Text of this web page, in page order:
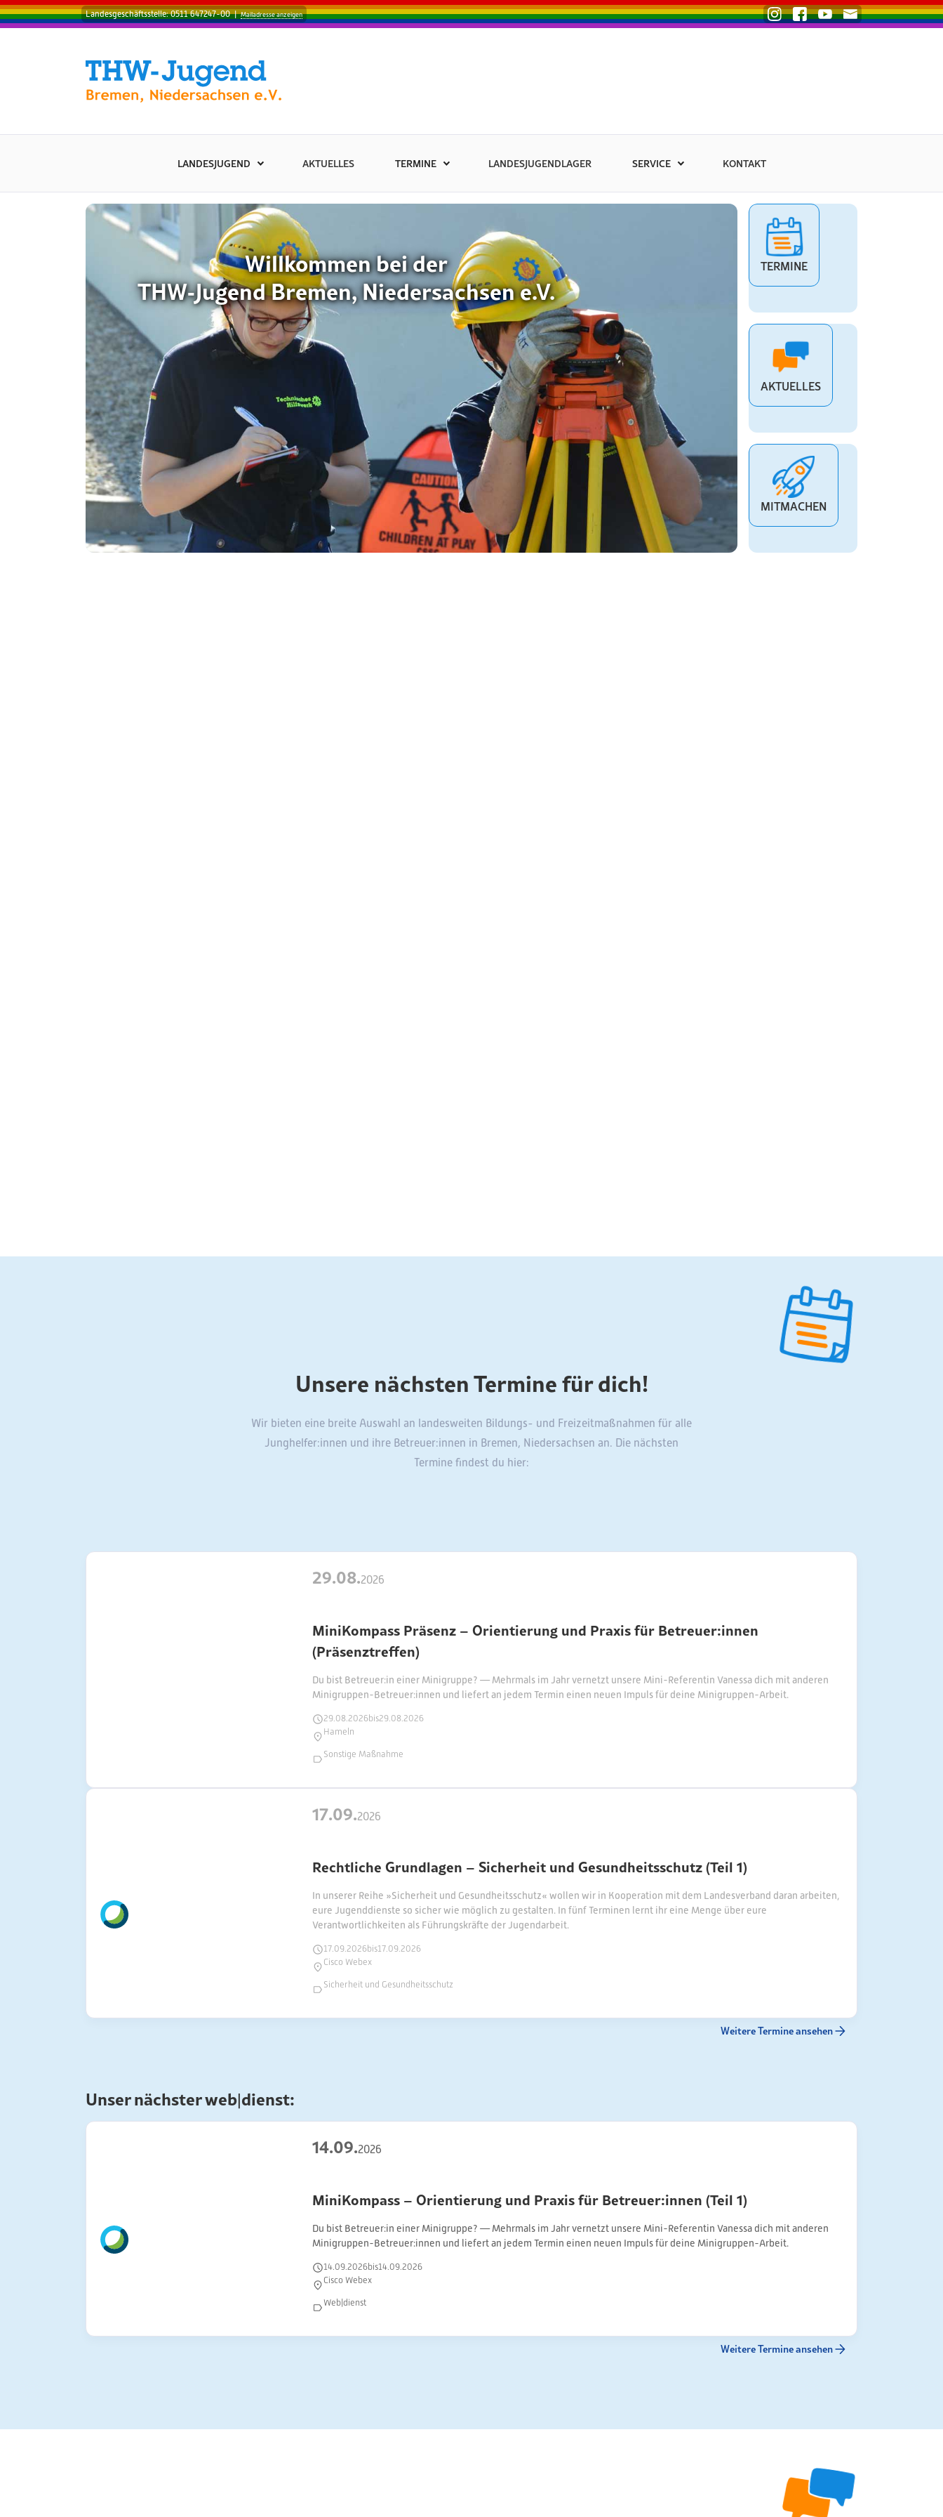
Landesgeschäftsstelle: 0511 647247-00 | Mailadresse anzeigen
LANDESJUGEND AKTUELLES TERMINE LANDESJUGENDLAGER SERVICE KONTAKT
Willkommen bei der
THW‑Jugend Bremen, Niedersachsen e.V.
MiniKompass
für
TERMINE
AKTUELLES
MITMACHEN
Unsere nächsten Termine für dich!
Wir bieten eine breite Auswahl an landesweiten Bildungs- und Freizeitmaßnahmen für alle
Junghelfer:innen und ihre Betreuer:innen in Bremen, Niedersachsen an. Die nächsten
Termine findest du hier:
29.08.2026
MiniKompass Präsenz – Orientierung und Praxis für Betreuer:innen
(Präsenztreffen)
Du bist Betreuer:in einer Minigruppe? — Mehrmals im Jahr vernetzt unsere Mini-Referentin Vanessa dich mit anderen
Minigruppen-Betreuer:innen und liefert an jedem Termin einen neuen Impuls für deine Minigruppen-Arbeit.
29.08.2026bis29.08.2026
Hameln
Sonstige Maßnahme
17.09.2026
Rechtliche Grundlagen – Sicherheit und Gesundheitsschutz (Teil 1)
In unserer Reihe »Sicherheit und Gesundheitsschutz« wollen wir in Kooperation mit dem Landesverband daran arbeiten,
eure Jugenddienste so sicher wie möglich zu gestalten. In fünf Terminen lernt ihr eine Menge über eure
Verantwortlichkeiten als Führungskräfte der Jugendarbeit.
17.09.2026bis17.09.2026
Cisco Webex
Sicherheit und Gesundheitsschutz
Weitere Termine ansehen
Unser nächster web|dienst:
14.09.2026
MiniKompass – Orientierung und Praxis für Betreuer:innen (Teil 1)
Du bist Betreuer:in einer Minigruppe? — Mehrmals im Jahr vernetzt unsere Mini-Referentin Vanessa dich mit anderen
Minigruppen-Betreuer:innen und liefert an jedem Termin einen neuen Impuls für deine Minigruppen-Arbeit.
14.09.2026bis14.09.2026
Cisco Webex
Web|dienst
Weitere Termine ansehen